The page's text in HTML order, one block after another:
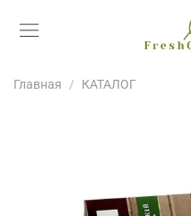
Главная КАТАЛОГ